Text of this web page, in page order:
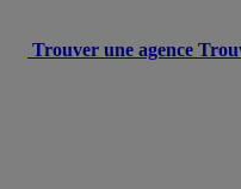
Trouver une agence